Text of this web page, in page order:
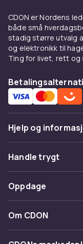
CDON er Nordens
både små
stadig større utvalg
og elektronikk til
Ting for livet, rett og
Hjelp og
Vanlige spørsmål
Spor pakke
Angre & returner
Kontakt oss
Handle trygt
Betaling
Levering
Oppdage
Kategorier
Varemerker
Om CDON
Om oss